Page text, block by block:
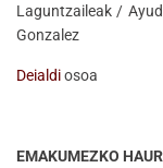
Laguntzaileak /
Gonzalez
Deialdiosoa
EMAKUMEZKO